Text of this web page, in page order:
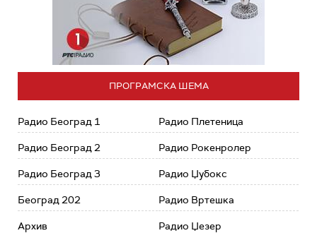
ПРОГРАМСКА ШЕМА
Радио Београд 1
Радио Београд 2
Радио Београд 3
Београд 202
Архив
Радио Плетеница
Радио Рокенролер
Радио Џубокс
Радио Вртешка
Радио Џезер